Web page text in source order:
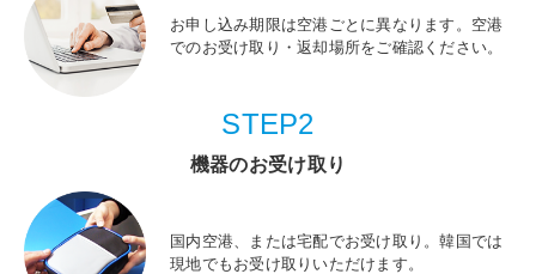
お申し込み期限は空港ごとに異なります。空港
でのお受け取り・返却場所をご確認ください。
STEP2
機器のお受け取り
国内空港、または宅配でお受け取り。韓国では
現地でもお受け取りいただけます。